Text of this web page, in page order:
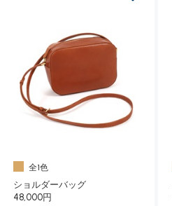
全1色
ショルダーバッグ
48,000円